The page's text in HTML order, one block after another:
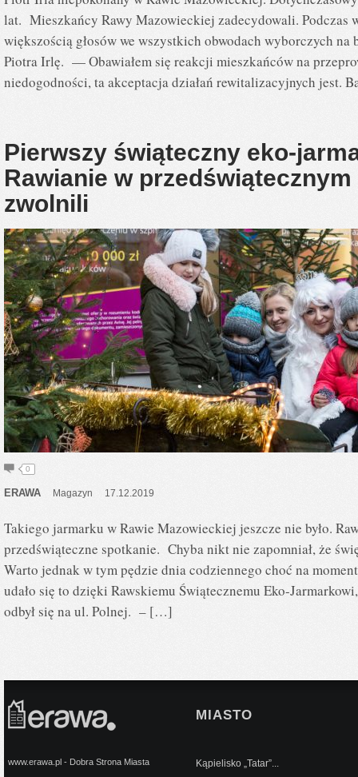
lat. Mieszkańcy Rawy Mazowieckiej zadecydowali. Podczas
większością głosów we wszystkich obwodach wyborczych
Piotra Irlę. — Obawiałem się reakcji mieszkańców na
niedogodności, ta akceptacja działań rewitalizacyjnych jest.
Pierwszy świąteczny eko-
Rawianie w
zwolnili
0
ERAWA Magazyn 17.12.2019
Takiego jarmarku w Rawie Mazowieckiej jeszcze nie było.
przedświąteczne spotkanie. Chyba nikt nie zapomniał, że
Warto jednak w tym pędzie dnia codziennego choć na
udało się to dzięki Rawskiemu Świątecznemu Eko-
odbył się na ul. Polnej. – […]
www.erawa.pl - Dobra Strona Miasta
MIASTO
Kąpielisko „Tatar”...